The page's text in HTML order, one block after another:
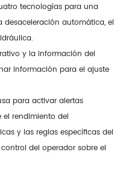
tecnologías para una
automática, el
y la información del
información para el ajuste
para activar alertas
rendimiento del
y las reglas específicas del
del operador sobre el